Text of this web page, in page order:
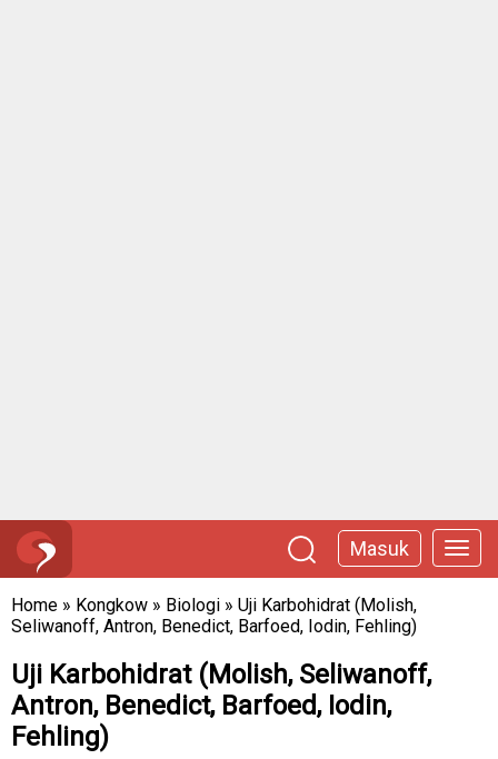
Masuk
Home » Kongkow » Biologi » Uji Karbohidrat (Molish,
Seliwanoff, Antron, Benedict, Barfoed, Iodin, Fehling)
Uji Karbohidrat (Molish, Seliwanoff,
Antron, Benedict, Barfoed, Iodin,
Fehling)